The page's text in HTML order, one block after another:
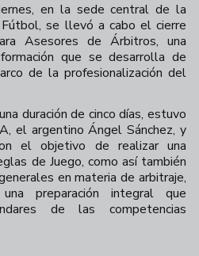
en la sede central de la
Fútbol, se llevó a cabo el cierre
Asesores de Árbitros, una
que se desarrolla de
de la profesionalización del
duración de cinco días, estuvo
el argentino Ángel Sánchez, y
el objetivo de realizar una
de Juego, como así también
en materia de arbitraje,
preparación integral que
de las competencias